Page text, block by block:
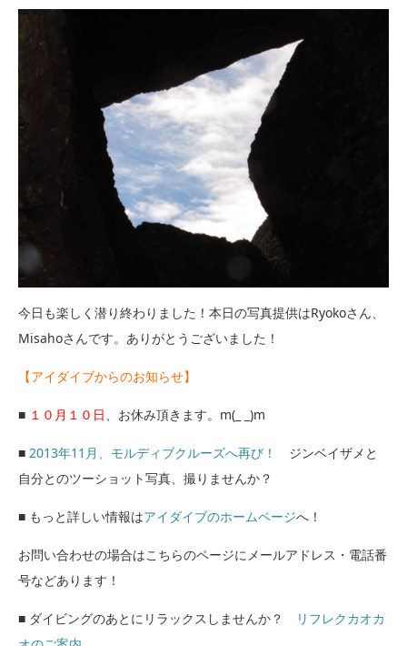
今日も楽しく潜り終わりました！本日の写真提供はRyokoさん、
Misahoさんです。ありがとうございました！
【アイダイブからのお知らせ】
■ １０月１０日、お休み頂きます。m(_ _)m
■ 2013年11月、モルディブクルーズへ再び！
ジンベイザメと
自分とのツーショット写真、撮りませんか？
■ もっと詳しい情報はアイダイブのホームページへ！
お問い合わせの場合はこちらのページにメールアドレス・電話番
号などあります！
■ ダイビングのあとにリラックスしませんか？
リフレクカオカ